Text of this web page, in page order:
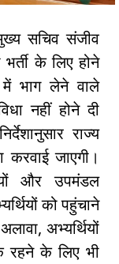
सचिव संजीव
के लिए होने
में भाग लेने वाले
नहीं होने दी
राज्य
करवाई जाएगी।
और उपमंडल
को पहुंचाने
अभ्यर्थियों
रहने के लिए भी